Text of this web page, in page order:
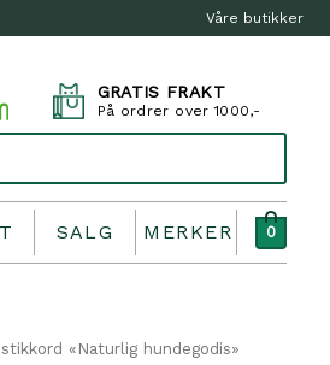
Våre butikker
GRATIS FRAKT
På ordrer over 1000,-
SALG MERKER 0
«Naturlig hundegodis»